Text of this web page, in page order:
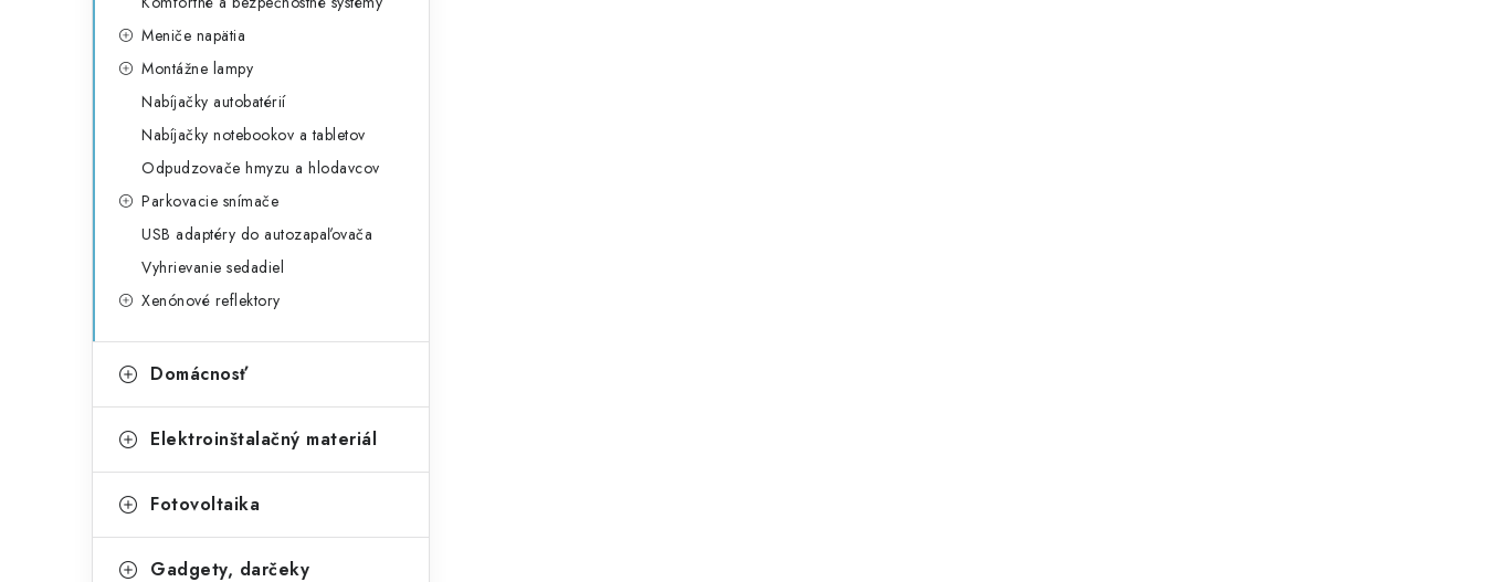
Meniče napätia
Montážne lampy
Nabíjačky autobatérií
Nabíjačky notebookov a tabletov
Odpudzovače hmyzu a hlodavcov
Parkovacie snímače
USB adaptéry do autozapaľovača
Vyhrievanie sedadiel
Xenónové reflektory
Domácnosť
Elektroinštalačný materiál
Fotovoltaika
Gadgety, darčeky